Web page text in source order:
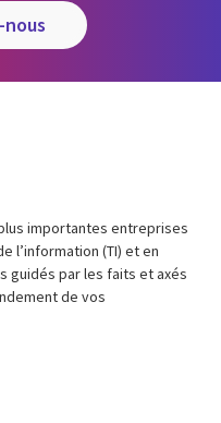
nous
importantes entreprises
l’information (TI) et en
guidés par les faits et axés
de vos